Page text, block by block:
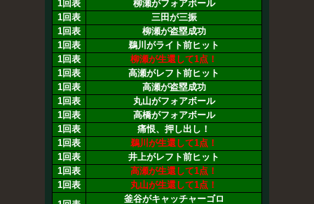
1回表
柳瀬がフォアボール
1回表
三田が三振
1回表
柳瀬が盗塁成功
1回表
鵜川がライト前ヒット
1回表
柳瀬が生還して1点！
1回表
高瀬がレフト前ヒット
1回表
高瀬が盗塁成功
1回表
丸山がフォアボール
1回表
高橋がフォアボール
1回表
痛恨、押し出し！
1回表
鵜川が生還して1点！
1回表
井上がレフト前ヒット
1回表
高瀬が生還して1点！
1回表
丸山が生還して1点！
釜谷がキャッチャーゴロ